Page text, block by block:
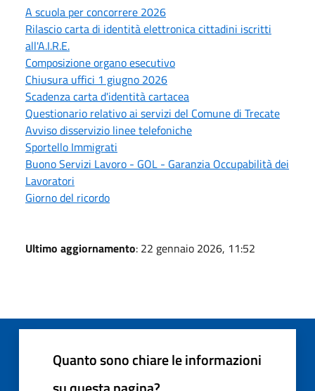
A scuola per concorrere 2026
Rilascio carta di identità elettronica cittadini iscritti
all'A.I.R.E.
Composizione organo esecutivo
Chiusura uffici 1 giugno 2026
Scadenza carta d'identità cartacea
Questionario relativo ai servizi del Comune di Trecate
Avviso disservizio linee telefoniche
Sportello Immigrati
Buono Servizi Lavoro - GOL - Garanzia Occupabilità dei
Lavoratori
Giorno del ricordo
Ultimo aggiornamento: 22 gennaio 2026, 11:52
Quanto sono chiare le informazioni